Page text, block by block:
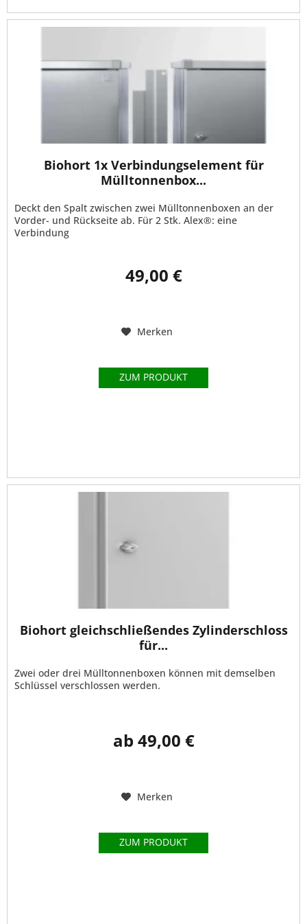
Biohort 1x Verbindungselement für
Mülltonnenbox...
Deckt den Spalt zwischen zwei Mülltonnenboxen an der
Vorder- und Rückseite ab. Für 2 Stk. Alex®: eine
Verbindung
49,00 €
Merken
ZUM PRODUKT
Biohort gleichschließendes Zylinderschloss
für...
Zwei oder drei Mülltonnenboxen können mit demselben
Schlüssel verschlossen werden.
ab 49,00 €
Merken
ZUM PRODUKT